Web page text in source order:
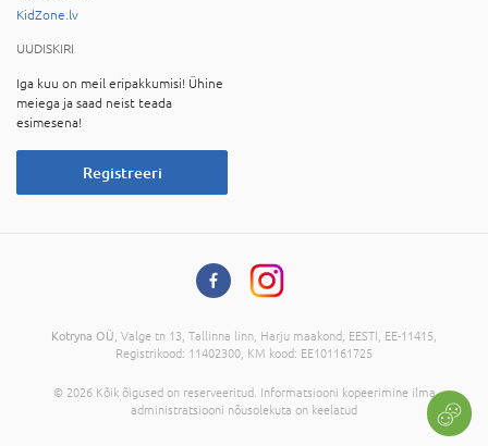
KidZone.lv
UUDISKIRI
Iga kuu on meil eripakkumisi! Ühine
meiega ja saad neist teada
esimesena!
Registreeri
Kotryna OÜ , Valge tn 13, Tallinna linn, Harju maakond, EESTI, EE-11415,
Registrikood: 11402300, KM kood: EE101161725
© 2026 Kõik õigused on reserveeritud. Informatsiooni kopeerimine ilma
administratsiooni nõusolekuta on keelatud